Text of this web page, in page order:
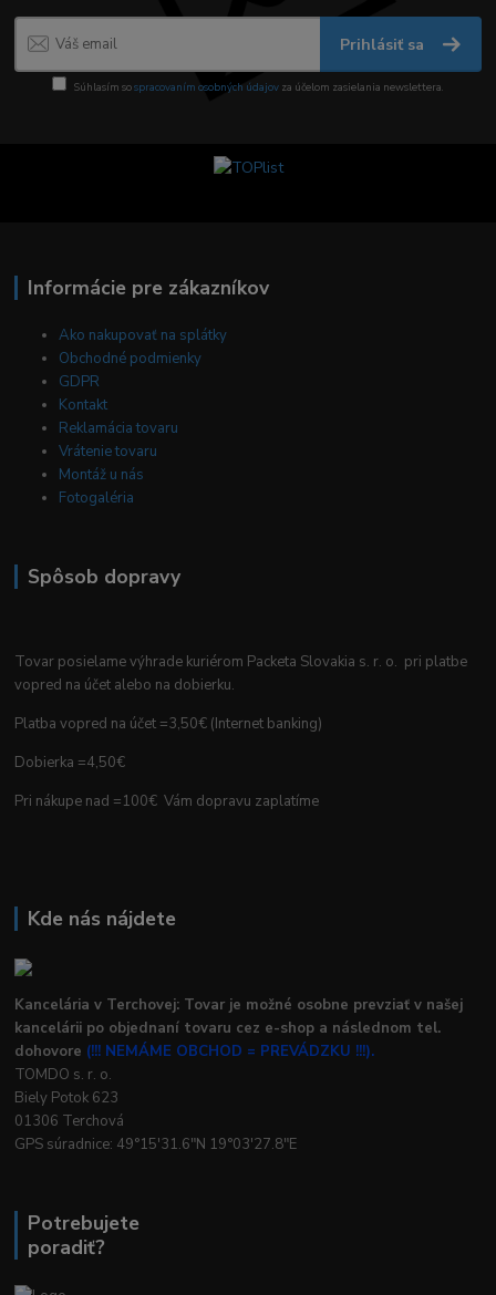
Prihlásiť sa
Súhlasím sospracovaním osobných údajov za účelom zasielania newslettera.
Informácie pre zákazníkov
Ako nakupovať na splátky
Obchodné podmienky
GDPR
Kontakt
Reklamácia tovaru
Vrátenie tovaru
Montáž u nás
Fotogaléria
Spôsob dopravy
Tovar posielame výhrade kuriérom Packeta Slovakia s. r. o. pri platbe
vopred na účet alebo na dobierku.
Platba vopred na účet =3,50€ (Internet banking)
Dobierka =4,50€
Pri nákupe nad =100€ Vám dopravu zaplatíme
Kde nás nájdete
Kancelária v Terchovej: Tovar je možné osobne prevziať v našej
kancelárii po objednaní tovaru cez e-shop a následnom tel.
dohovore (!!! NEMÁME OBCHOD = PREVÁDZKU !!!).
TOMDO s. r. o.
Biely Potok 623
01306 Terchová
GPS súradnice: 49°15'31.6"N 19°03'27.8"E
Potrebujete
poradiť?